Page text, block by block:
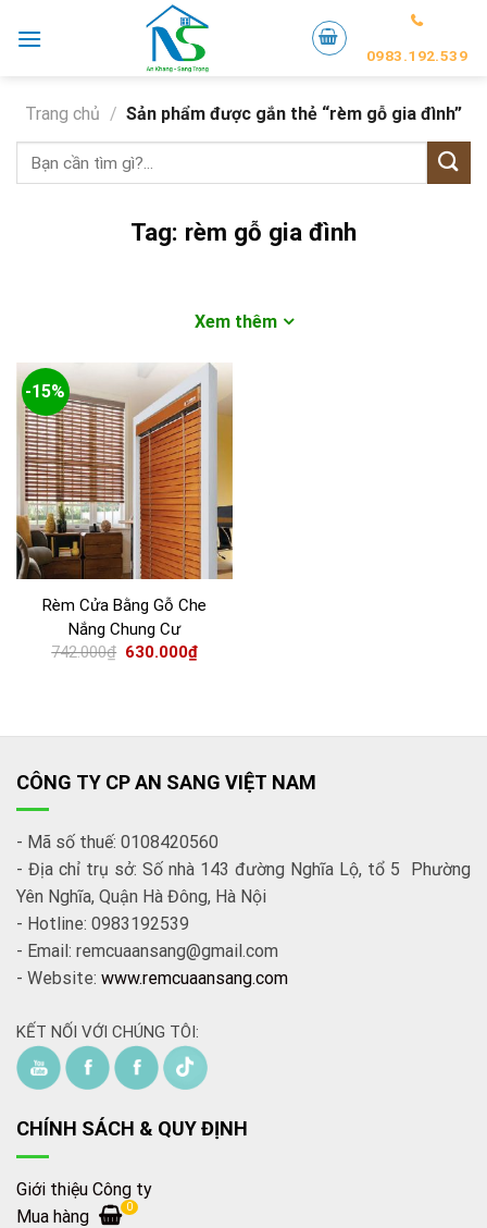
0983.192.539
Trang chủ / Sản phẩm được gắn thẻ “rèm gỗ gia đình”
Tìm
kiếm:
Tag: rèm gỗ gia đình
Xem thêm
-15%
Rèm Cửa Bằng Gỗ Che
Nắng Chung Cư
742.000₫ 630.000₫
CÔNG TY CP AN SANG VIỆT NAM
- Mã số thuế: 0108420560
- Địa chỉ trụ sở: Số nhà 143 đường Nghĩa Lộ, tổ 5 Phường
Yên Nghĩa, Quận Hà Đông, Hà Nội
- Hotline: 0983192539
- Email: remcuaansang@gmail.com
- Website: www.remcuaansang.com
KẾT NỐI VỚI CHÚNG TÔI:
CHÍNH SÁCH & QUY ĐỊNH
Giới thiệu Công ty
Mua hàng
0